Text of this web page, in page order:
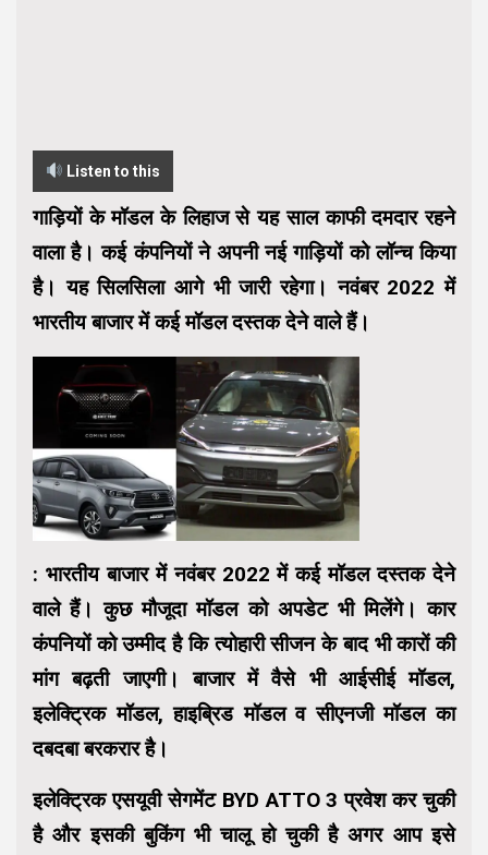
Listen to this
गाड़ियों के मॉडल के लिहाज से यह साल काफी दमदार रहने
वाला है। कई कंपनियों ने अपनी नई गाड़ियों को लॉन्च किया
है। यह सिलसिला आगे भी जारी रहेगा। नवंबर 2022 में
भारतीय बाजार में कई मॉडल दस्तक देने वाले हैं।
: भारतीय बाजार में नवंबर 2022 में कई मॉडल दस्तक देने
वाले हैं। कुछ मौजूदा मॉडल को अपडेट भी मिलेंगे। कार
कंपनियों को उम्मीद है कि त्योहारी सीजन के बाद भी कारों की
मांग बढ़ती जाएगी। बाजार में वैसे भी आईसीई मॉडल,
इलेक्ट्रिक मॉडल, हाइब्रिड मॉडल व सीएनजी मॉडल का
दबदबा बरकरार है।
इलेक्ट्रिक एसयूवी सेगमेंट BYD ATTO 3 प्रवेश कर चुकी
है और इसकी बुकिंग भी चालू हो चुकी है अगर आप इसे